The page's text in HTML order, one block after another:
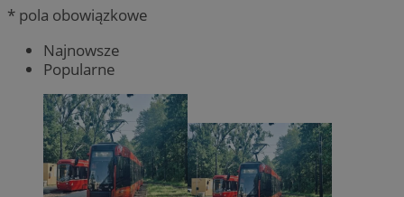
* pola obowiązkowe
Najnowsze
Popularne